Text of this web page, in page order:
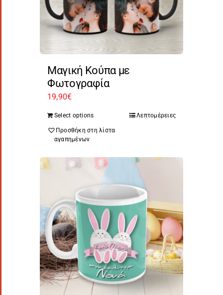
Μαγική Κούπα με
Φωτογραφία
19,90€
Select options Λεπτομέρειες
Προσθήκη στη λίστα
αγαπημένων